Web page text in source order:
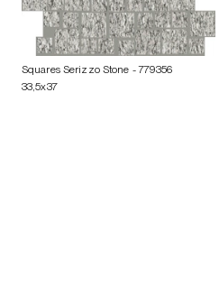
Squares Serizzo Stone - 779356
33,5x37